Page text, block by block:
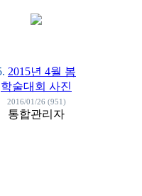
2015년 4월 봄
학술대회 사진
2016/01/26 (951)
통합관리자